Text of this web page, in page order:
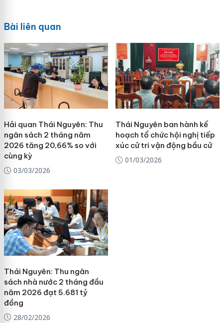
Bài liên quan
Hải quan Thái Nguyên: Thu
ngân sách 2 tháng năm
2026 tăng 20,66% so với
cùng kỳ
03/03/2026
Thái Nguyên ban hành kế
hoạch tổ chức hội nghị tiếp
xúc cử tri vận động bầu cử
01/03/2026
Thái Nguyên: Thu ngân
sách nhà nước 2 tháng đầu
năm 2026 đạt 5.681 tỷ
đồng
28/02/2026